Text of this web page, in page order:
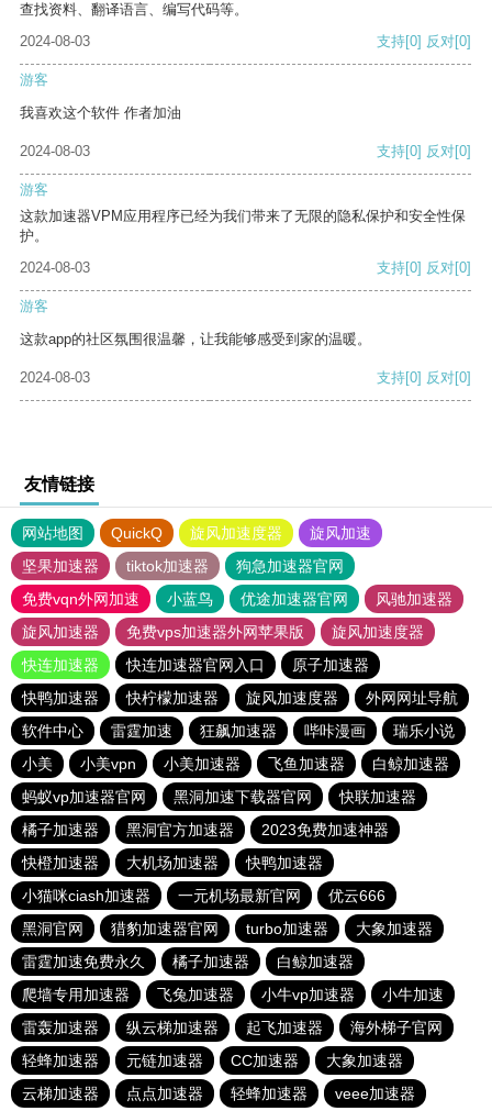
查找资料、翻译语言、编写代码等。
2024-08-03
支持[0] 反对[0]
游客
我喜欢这个软件 作者加油
2024-08-03 支持[0] 反对[0]
游客
这款加速器VPM应用程序已经为我们带来了无限的隐私保护和安全性保
护。
2024-08-03
支持[0] 反对[0]
游客
这款app的社区氛围很温馨，让我能够感受到家的温暖。
2024-08-03 支持[0] 反对[0]
友情链接
网站地图 QuickQ 旋风加速度器
旋风加速
坚果加速器
tiktok加速器
狗急加速器官网
免费vqn外网加速
小蓝鸟 优途加速器官网
风驰加速器
旋风加速器
免费vps加速器外网苹果版
旋风加速度器
快连加速器
快连加速器官网入口
原子加速器
快鸭加速器
快柠檬加速器 旋风加速度器
外网网址导航
软件中心
雷霆加速 狂飙加速器 哔咔漫画
瑞乐小说
小美
小美vpn 小美加速器 飞鱼加速器
白鲸加速器
蚂蚁vp加速器官网
黑洞加速下载器官网
快联加速器
橘子加速器
黑洞官方加速器
2023免费加速神器
快橙加速器
大机场加速器
快鸭加速器
小猫咪ciash加速器
一元机场最新官网
优云666
黑洞官网
猎豹加速器官网 turbo加速器
大象加速器
雷霆加速免费永久
橘子加速器
白鲸加速器
爬墙专用加速器
飞兔加速器 小牛vp加速器
小牛加速
雷轰加速器
纵云梯加速器 起飞加速器
海外梯子官网
轻蜂加速器
元链加速器 CC加速器
大象加速器
云梯加速器
点点加速器 轻蜂加速器 veee加速器